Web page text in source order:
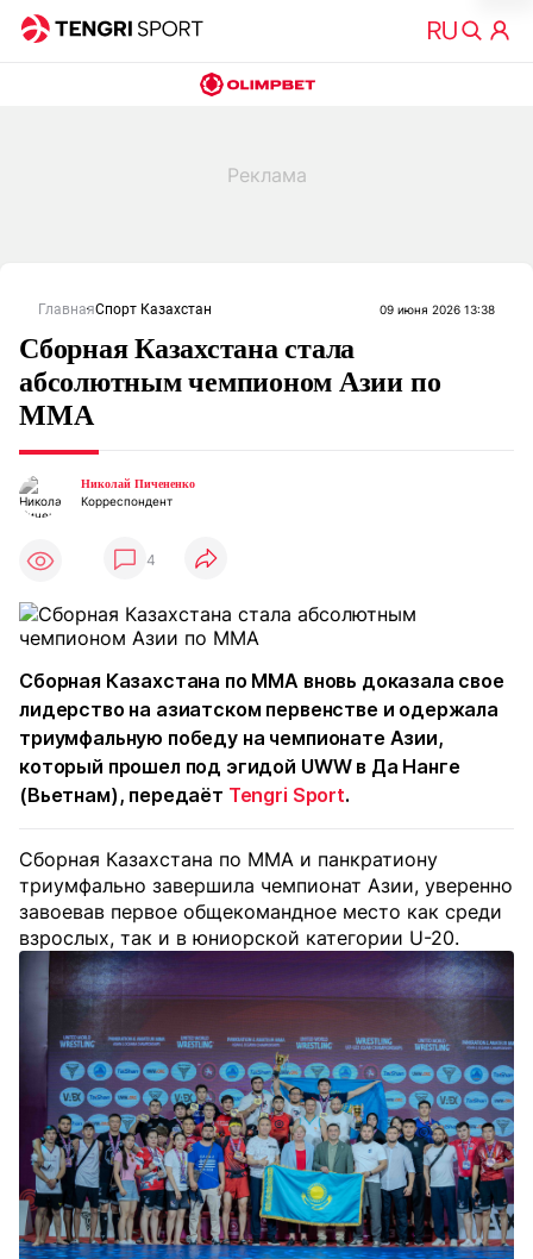
ГлавнаяСпорт Казахстан 09 июня 2026 13:38
Сборная Казахстана стала
абсолютным чемпионом Азии по
ММА
Николай Пичененко
Корреспондент
4
Сборная Казахстана по ММА вновь доказала свое
лидерство на азиатском первенстве и одержала
триумфальную победу на чемпионате Азии,
который прошел под эгидой UWW в Да Нанге
(Вьетнам), передаёт Tengri Sport.
Сборная Казахстана по ММА и панкратиону
триумфально завершила чемпионат Азии, уверенно
завоевав первое общекомандное место как среди
взрослых, так и в юниорской категории U-20.